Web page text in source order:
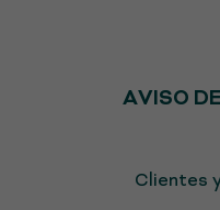
AVISO
Clientes